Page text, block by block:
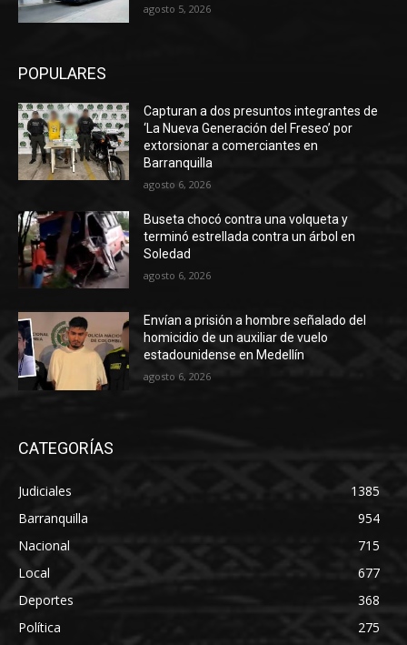
agosto 5, 2026
POPULARES
Capturan a dos presuntos integrantes de
‘La Nueva Generación del Freseo’ por
extorsionar a comerciantes en
Barranquilla
agosto 6, 2026
Buseta chocó contra una volqueta y
terminó estrellada contra un árbol en
Soledad
agosto 6, 2026
Envían a prisión a hombre señalado del
homicidio de un auxiliar de vuelo
estadounidense en Medellín
agosto 6, 2026
CATEGORÍAS
Judiciales
1385
Barranquilla
954
Nacional
715
Local
677
Deportes
368
Política
275